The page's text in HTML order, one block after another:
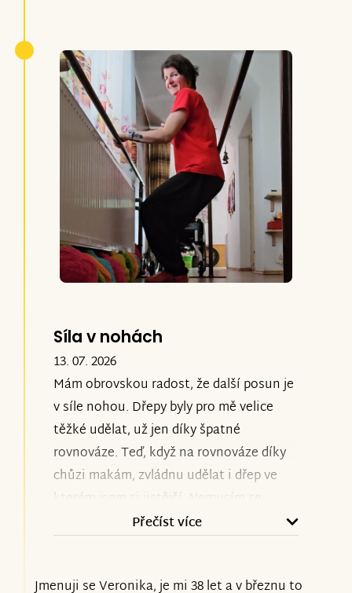
Síla v nohách
13. 07. 2026
Mám obrovskou radost, že další posun je
v síle nohou. Dřepy byly pro mě velice
těžké udělat, už jen díky špatné
rovnováze. Teď, když na rovnováze díky
chůzi makám, zvládnu udělat i dřep ve
kterém jsem si jistější. Nemusím se
obávat toho, že se mi noha podlomí.
Přečíst více
Jmenuji se Veronika, je mi 38 let a v březnu to